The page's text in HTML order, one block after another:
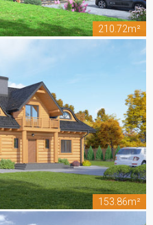
210.72m²
153.86m²